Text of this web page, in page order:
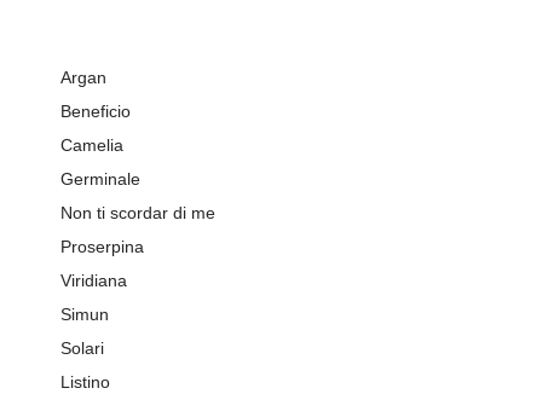
Argan
Beneficio
Camelia
Germinale
Non ti scordar di me
Proserpina
Viridiana
Simun
Solari
Listino